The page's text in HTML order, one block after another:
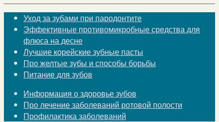
Уход за зубами при пародонтите
Эффективные противомикробные средства для
флюса на десне
Лучшие корейские зубные пасты
Про желтые зубы и способы борьбы
Питание для зубов
Информация о здоровье зубов
Про лечение заболеваний ротовой полости
Профилактика заболеваний